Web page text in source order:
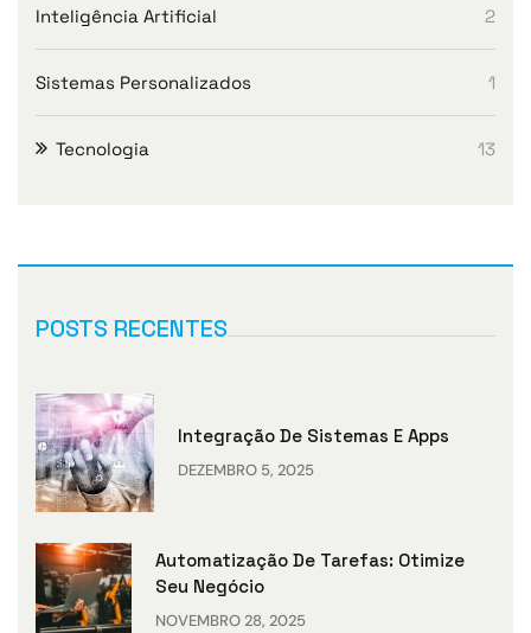
Inteligência Artificial 2
Sistemas Personalizados 1
Tecnologia 13
POSTS RECENTES
Integração De Sistemas E Apps
DEZEMBRO 5, 2025
Automatização De Tarefas: Otimize
Seu Negócio
NOVEMBRO 28, 2025